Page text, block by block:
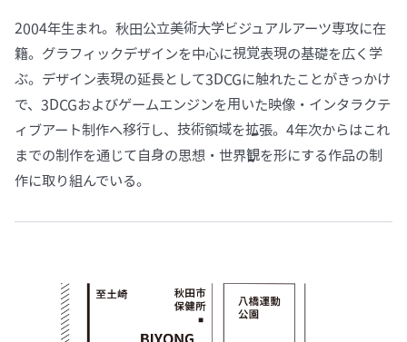
2004年生まれ。秋田公立美術大学ビジュアルアーツ専攻に在
籍。グラフィックデザインを中心に視覚表現の基礎を広く学
ぶ。デザイン表現の延長として3DCGに触れたことがきっかけ
で、3DCGおよびゲームエンジンを用いた映像・インタラクテ
ィブアート制作へ移行し、技術領域を拡張。4年次からはこれ
までの制作を通じて自身の思想・世界観を形にする作品の制
作に取り組んでいる。